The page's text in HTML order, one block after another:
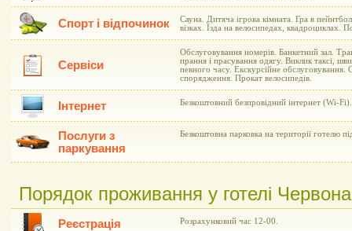
Спорт і відпочинок
Сауна. Дитяча ігрова кімната. Гра в
візках. Їзда на велосипедах, квадроциклах.
Сервіси
Обслуговування номерів. Банкетний зал.
прання і прасування одягу. Виклик таксі,
певного часу. Екскурсійне обслуговування.
спорядження. Прокат велосипедів.
Інтернет Безкоштовний безпровідний інтернет (Wi-Fi).
Послуги з
паркування
Безкоштовна парковка на території готелю
Порядок проживання у готелі
Реєстрація Розрахунковий час 12-00.